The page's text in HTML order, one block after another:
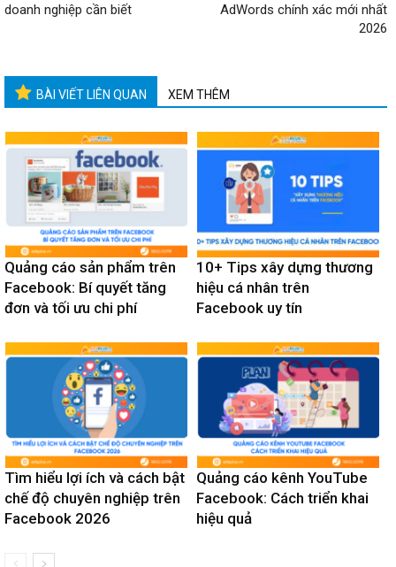
doanh nghiệp cần biết
AdWords chính xác mới nhất
2026
BÀI VIẾT LIÊN QUAN XEM THÊM
Quảng cáo sản phẩm trên
Facebook: Bí quyết tăng
đơn và tối ưu chi phí
10+ Tips xây dựng thương
hiệu cá nhân trên
Facebook uy tín
Tìm hiểu lợi ích và cách bật
chế độ chuyên nghiệp trên
Facebook 2026
Quảng cáo kênh YouTube
Facebook: Cách triển khai
hiệu quả